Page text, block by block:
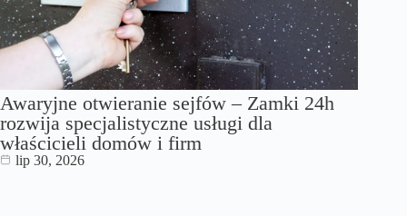
Awaryjne otwieranie sejfów – Zamki 24h
rozwija specjalistyczne usługi dla
właścicieli domów i firm
lip 30, 2026